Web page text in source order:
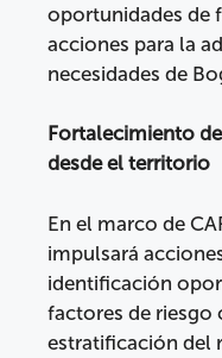
oportunidades de
acciones para la
necesidades de
Fortalecimiento
desde el territorio
En el marco de
impulsará
identificación
factores de riesgo
estratificación del